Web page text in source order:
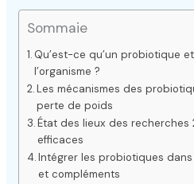
Sommaie
Qu’est-ce qu’un probiotique
l’organisme ?
Les mécanismes des
perte de poids
État des lieux des recherches
efficaces
Intégrer les probiotiques
et compléments